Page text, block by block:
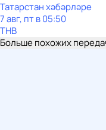
Татарстан хәбәрләре
7 авг, пт в 05:50
ТНВ
Больше похожих